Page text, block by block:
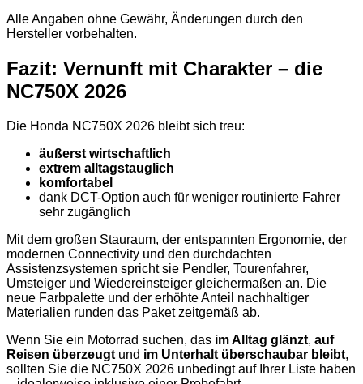
Alle Angaben ohne Gewähr, Änderungen durch den
Hersteller vorbehalten.
Fazit: Vernunft mit Charakter – die
NC750X 2026
Die Honda NC750X 2026 bleibt sich treu:
äußerst wirtschaftlich
extrem alltagstauglich
komfortabel
dank DCT-Option auch für weniger routinierte Fahrer
sehr zugänglich
Mit dem großen Stauraum, der entspannten Ergonomie, der
modernen Connectivity und den durchdachten
Assistenzsystemen spricht sie Pendler, Tourenfahrer,
Umsteiger und Wiedereinsteiger gleichermaßen an. Die
neue Farbpalette und der erhöhte Anteil nachhaltiger
Materialien runden das Paket zeitgemäß ab.
Wenn Sie ein Motorrad suchen, das im Alltag glänzt, auf
Reisen überzeugt und im Unterhalt überschaubar bleibt,
sollten Sie die NC750X 2026 unbedingt auf Ihrer Liste haben